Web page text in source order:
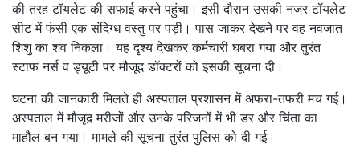
की तरह टॉयलेट की सफाई करने पहुंचा। इसी दौरान उसकी नजर टॉयलेट
सीट में फंसी एक संदिग्ध वस्तु पर पड़ी। पास जाकर देखने पर वह नवजात
शिशु का शव निकला। यह दृश्य देखकर कर्मचारी घबरा गया और तुरंत
स्टाफ नर्स व ड्यूटी पर मौजूद डॉक्टरों को इसकी सूचना दी।
घटना की जानकारी मिलते ही अस्पताल प्रशासन में अफरा-तफरी मच गई।
अस्पताल में मौजूद मरीजों और उनके परिजनों में भी डर और चिंता का
माहौल बन गया। मामले की सूचना तुरंत पुलिस को दी गई।